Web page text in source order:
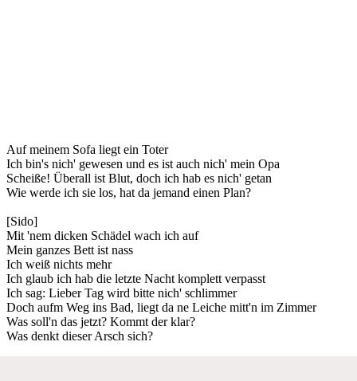
Auf meinem Sofa liegt ein Toter
Ich bin's nich' gewesen und es ist auch nich' mein Opa
Scheiße! Überall ist Blut, doch ich hab es nich' getan
Wie werde ich sie los, hat da jemand einen Plan?
[Sido]
Mit 'nem dicken Schädel wach ich auf
Mein ganzes Bett ist nass
Ich weiß nichts mehr
Ich glaub ich hab die letzte Nacht komplett verpasst
Ich sag: Lieber Tag wird bitte nich' schlimmer
Doch aufm Weg ins Bad, liegt da ne Leiche mitt'n im Zimmer
Was soll'n das jetzt? Kommt der klar?
Was denkt dieser Arsch sich?